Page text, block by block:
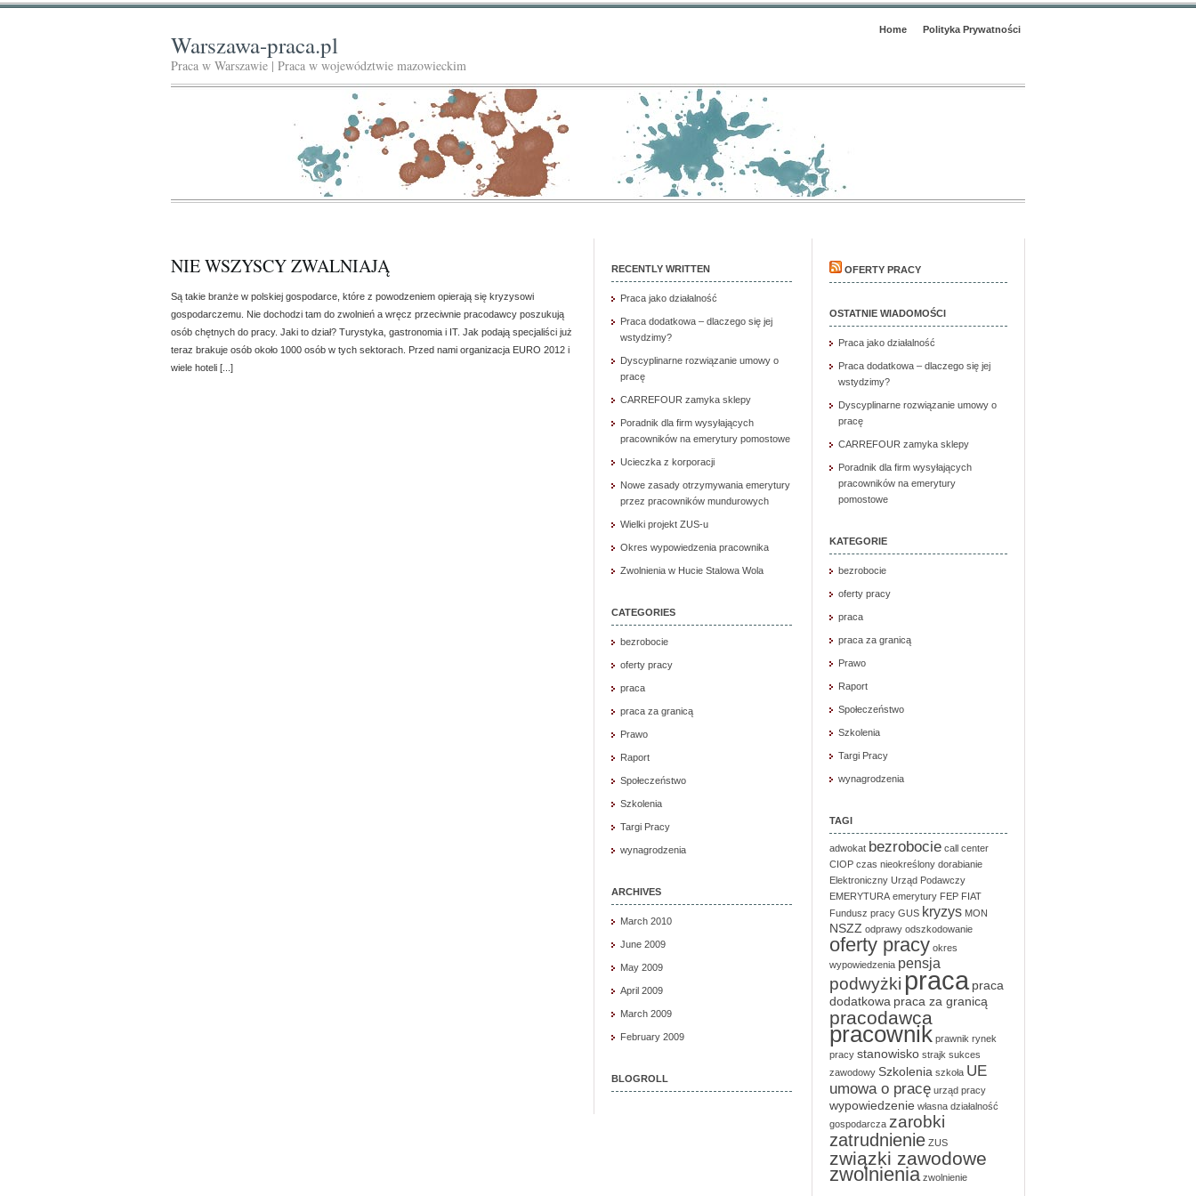
Home Polityka Prywatności
Warszawa-praca.pl
Praca w Warszawie | Praca w województwie mazowieckim
NIE WSZYSCY ZWALNIAJĄ
Są takie branże w polskiej gospodarce, które z powodzeniem opierają się kryzysowi
gospodarczemu. Nie dochodzi tam do zwolnień a wręcz przeciwnie pracodawcy poszukują
osób chętnych do pracy. Jaki to dział? Turystyka, gastronomia i IT. Jak podają specjaliści już
teraz brakuje osób około 1000 osób w tych sektorach. Przed nami organizacja EURO 2012 i
wiele hoteli [...]
RECENTLY WRITTEN
Praca jako działalność
Praca dodatkowa – dlaczego się jej
wstydzimy?
Dyscyplinarne rozwiązanie umowy o
pracę
CARREFOUR zamyka sklepy
Poradnik dla firm wysyłających
pracowników na emerytury pomostowe
Ucieczka z korporacji
Nowe zasady otrzymywania emerytury
przez pracowników mundurowych
Wielki projekt ZUS-u
Okres wypowiedzenia pracownika
Zwolnienia w Hucie Stalowa Wola
CATEGORIES
bezrobocie
oferty pracy
praca
praca za granicą
Prawo
Raport
Społeczeństwo
Szkolenia
Targi Pracy
wynagrodzenia
ARCHIVES
March 2010
June 2009
May 2009
April 2009
March 2009
February 2009
BLOGROLL
OFERTY PRACY
OSTATNIE WIADOMOŚCI
Praca jako działalność
Praca dodatkowa – dlaczego się jej
wstydzimy?
Dyscyplinarne rozwiązanie umowy o
pracę
CARREFOUR zamyka sklepy
Poradnik dla firm wysyłających
pracowników na emerytury
pomostowe
KATEGORIE
bezrobocie
oferty pracy
praca
praca za granicą
Prawo
Raport
Społeczeństwo
Szkolenia
Targi Pracy
wynagrodzenia
TAGI
adwokat bezrobocie call center
CIOP czas nieokreślony dorabianie
Elektroniczny Urząd Podawczy
EMERYTURA emerytury FEP FIAT
Fundusz pracy GUS kryzys MON
NSZZ odprawy odszkodowanie
oferty pracy okres
wypowiedzenia pensja
podwyżki praca praca
dodatkowa praca za granicą
pracodawca
pracownik prawnik rynek
pracy stanowisko strajk sukces
zawodowy Szkolenia szkoła UE
umowa o pracę urząd pracy
wypowiedzenie własna działalność
gospodarcza zarobki
zatrudnienie ZUS
związki zawodowe
zwolnienia zwolnienie